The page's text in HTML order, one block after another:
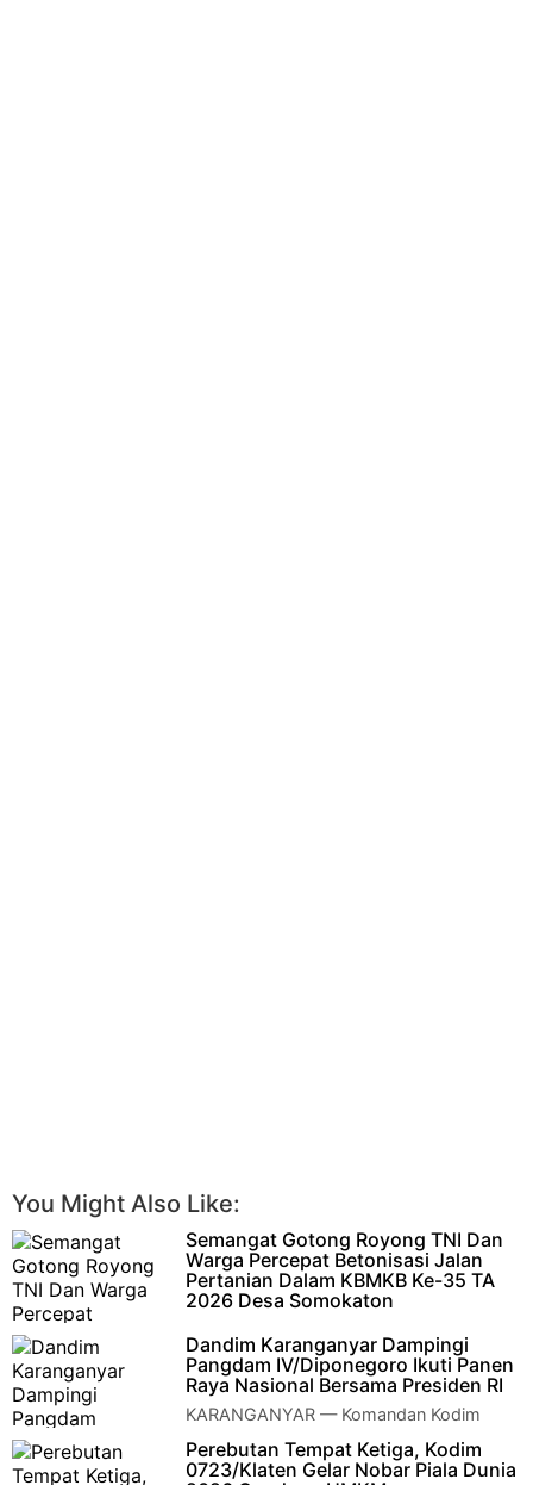
You Might Also Like:
Semangat Gotong Royong TNI Dan
Warga Percepat Betonisasi Jalan
Pertanian Dalam KBMKB Ke-35 TA
2026 Desa Somokaton
Mandiri Klaten Bersinar (KBMKB) Ke-35 Tahun Anggaran 2026
di Desa Somokaton, Kecama…
Dandim Karanganyar Dampingi
Pangdam IV/Diponegoro Ikuti Panen
Raya Nasional Bersama Presiden RI
KARANGANYAR — Komandan Kodim
0727/Karanganyar Letkol Kav Dhanang
Prasetyo K., S.H., M.Tr. Opsla., mendampingi Pangd…
Perebutan Tempat Ketiga, Kodim
0723/Klaten Gelar Nobar Piala Dunia